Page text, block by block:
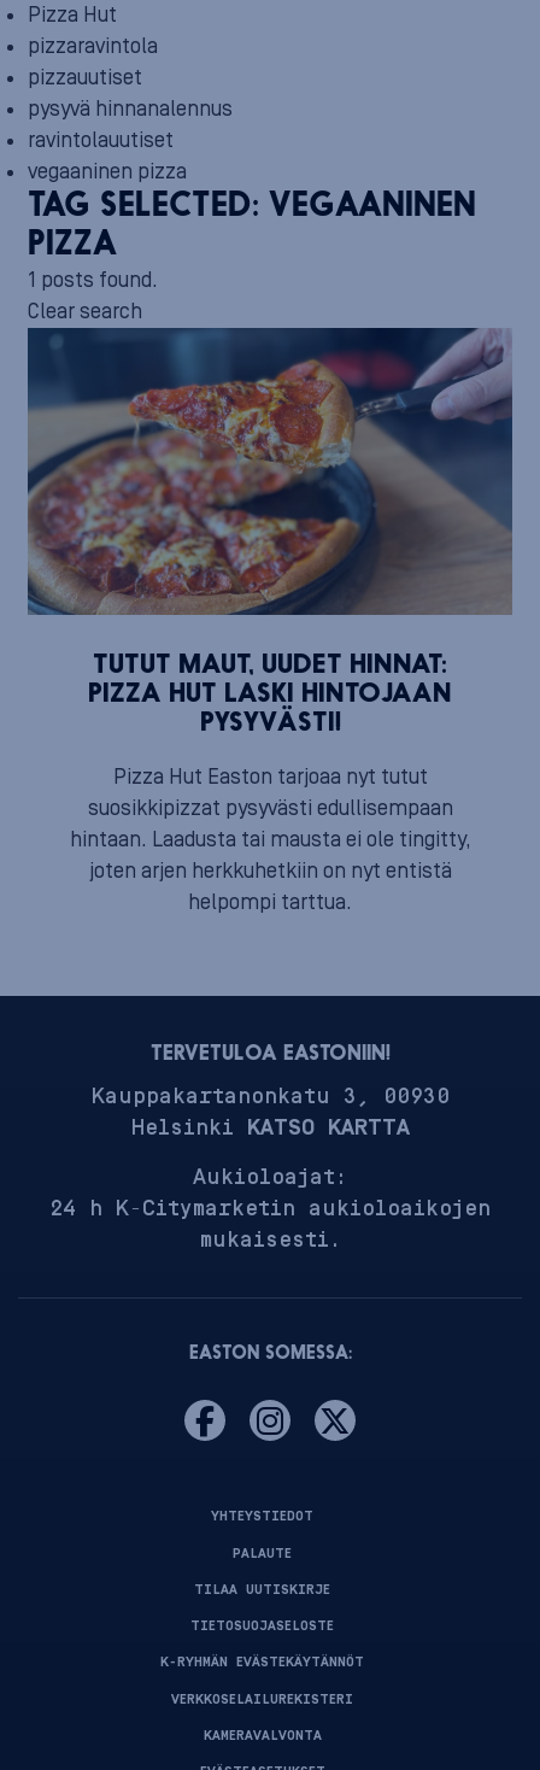
Pizza Hut
pizzaravintola
pizzauutiset
pysyvä hinnanalennus
ravintolauutiset
vegaaninen pizza
TAG SELECTED: VEGAANINEN
PIZZA
1 posts found.
Clear search
TUTUT MAUT, UUDET HINNAT:
PIZZA HUT LASKI HINTOJAAN
PYSYVÄSTI!
Pizza Hut Easton tarjoaa nyt tutut
suosikkipizzat pysyvästi edullisempaan
hintaan. Laadusta tai mausta ei ole tingitty,
joten arjen herkkuhetkiin on nyt entistä
helpompi tarttua.
TERVETULOA EASTONIIN!
Kauppakartanonkatu 3, 00930
Helsinki KATSO KARTTA
Aukioloajat:
24 h K-Citymarketin aukioloaikojen
mukaisesti.
EASTON SOMESSA:
YHTEYSTIEDOT
PALAUTE
TILAA UUTISKIRJE
TIETOSUOJASELOSTE
K-RYHMÄN EVÄSTEKÄYTÄNNÖT
VERKKOSELAILUREKISTERI
KAMERAVALVONTA